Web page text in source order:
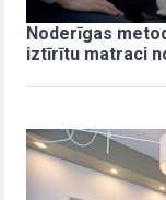
Noderīgas
iztīrītu matraci